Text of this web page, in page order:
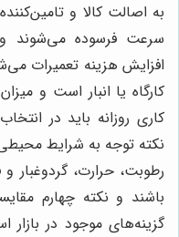
به اصالت کالا و
سرعت فرسوده می‌شوند
افزایش هزینه تعمیرات
کارگاه یا انبار است و
کاری روزانه باید در
نکته توجه به شرایط
رطوبت، حرارت، گردوغبار
باشند و نکته چهارم
گزینه‌های موجود در